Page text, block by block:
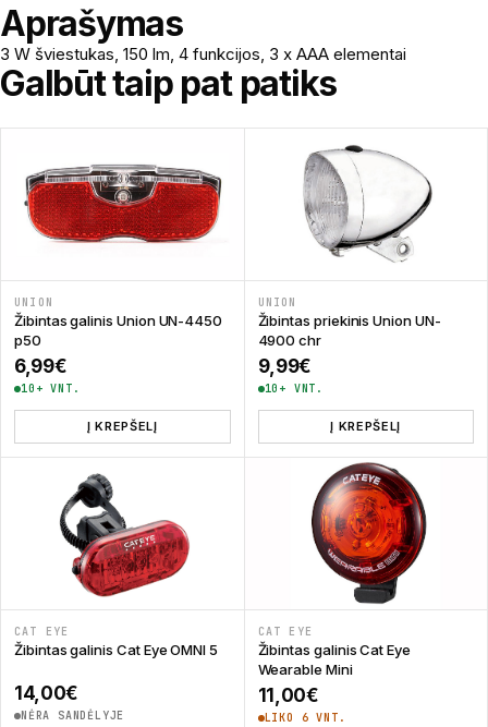
Aprašymas
3 W šviestukas, 150 lm, 4 funkcijos, 3 x AAA elementai
Galbūt taip pat patiks
UNION
Žibintas galinis Union UN-4450
p50
6,99€
10+ VNT.
Į KREPŠELĮ
UNION
Žibintas priekinis Union UN-
4900 chr
9,99€
10+ VNT.
Į KREPŠELĮ
CAT EYE
Žibintas galinis Cat Eye OMNI 5
14,00€
NĖRA SANDĖLYJE
CAT EYE
Žibintas galinis Cat Eye
Wearable Mini
11,00€
LIKO 6 VNT.